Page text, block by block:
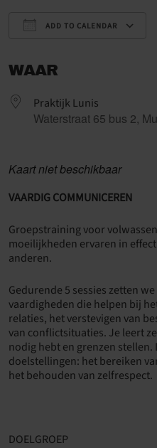
ADD TO CALENDAR
WAAR
Praktijk Lunis
Waterstraat 65 bus 2,
Kaart niet beschikbaar
VAARDIG COMMUNICEREN
Groepstraining voor
moeilijkheden ervaren in
anderen.
Gedurende 5 sessies zetten
vaardigheden die helpen bij
relaties, het verstevigen van
van conflictsituaties. Je leert
nodig hebt en grenzen stellen.
doelstellingen: het bereiken
het behouden van zelfrespect.
DOELGROEP